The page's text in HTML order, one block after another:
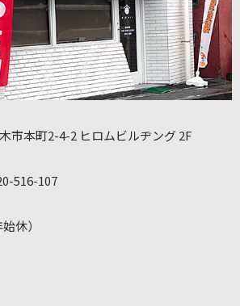
市本町2-4-2 ヒロムビルヂング 2F
516-107
休）